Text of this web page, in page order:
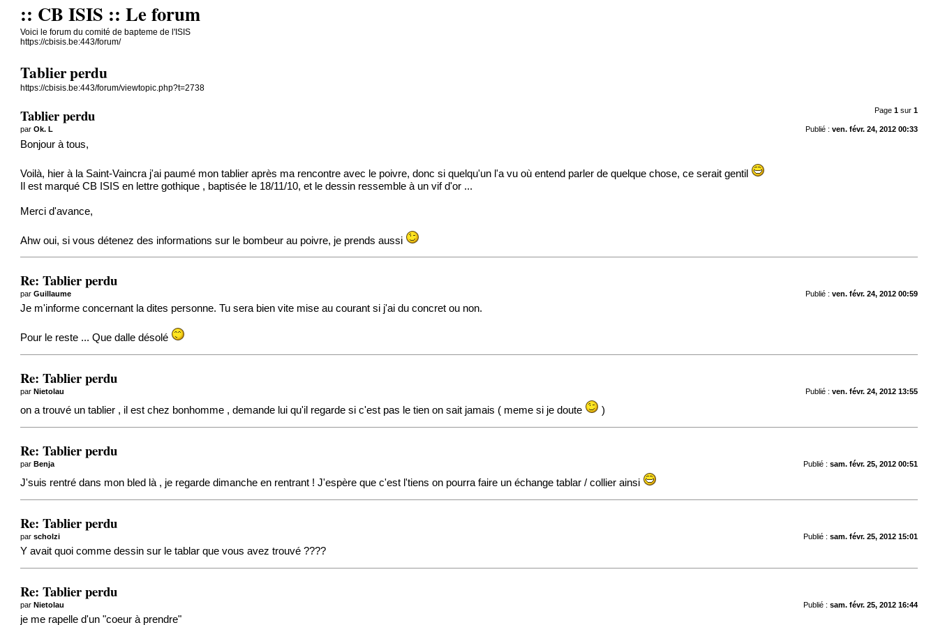
:: CB ISIS :: Le forum
Voici le forum du comité de bapteme de l'ISIS
https://cbisis.be:443/forum/
Tablier perdu
https://cbisis.be:443/forum/viewtopic.php?t=2738
Page 1sur 1
Tablier perdu
Publié : ven. févr. 24, 2012 00:33
parOk. L
Bonjour à tous,
Voilà, hier à la Saint-Vaincra j'ai paumé mon tablier après ma rencontre avec le poivre, donc si quelqu'un l'a vu où entend parler de quelque chose, ce serait gentil
Il est marqué CB ISIS en lettre gothique , baptisée le 18/11/10, et le dessin ressemble à un vif d'or ...
Merci d'avance,
Ahw oui, si vous détenez des informations sur le bombeur au poivre, je prends aussi
Re: Tablier perdu
Publié : ven. févr. 24, 2012 00:59
parGuillaume
Je m'informe concernant la dites personne. Tu sera bien vite mise au courant si j'ai du concret ou non.
Pour le reste ... Que dalle désolé
Re: Tablier perdu
Publié : ven. févr. 24, 2012 13:55
parNietolau
on a trouvé un tablier , il est chez bonhomme , demande lui qu'il regarde si c'est pas le tien on sait jamais ( meme si je doute )
Re: Tablier perdu
Publié : sam. févr. 25, 2012 00:51
parBenja
J'suis rentré dans mon bled là , je regarde dimanche en rentrant ! J'espère que c'est l'tiens on pourra faire un échange tablar / collier ainsi
Re: Tablier perdu
Publié : sam. févr. 25, 2012 15:01
parscholzi
Y avait quoi comme dessin sur le tablar que vous avez trouvé ????
Re: Tablier perdu
Publié : sam. févr. 25, 2012 16:44
parNietolau
je me rapelle d'un "coeur à prendre"